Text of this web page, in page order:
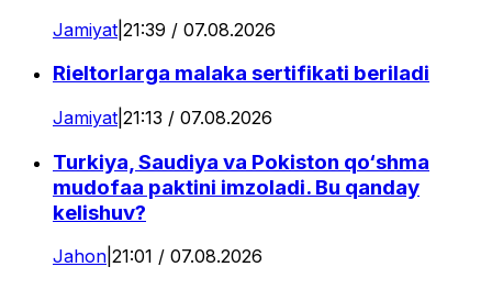
Jamiyat 21:39 / 07.08.2026
Rieltorlarga malaka sertifikati beriladi
Jamiyat 21:13 / 07.08.2026
Turkiya, Saudiya va Pokiston qo‘shma
mudofaa paktini imzoladi. Bu qanday
kelishuv?
Jahon 21:01 / 07.08.2026